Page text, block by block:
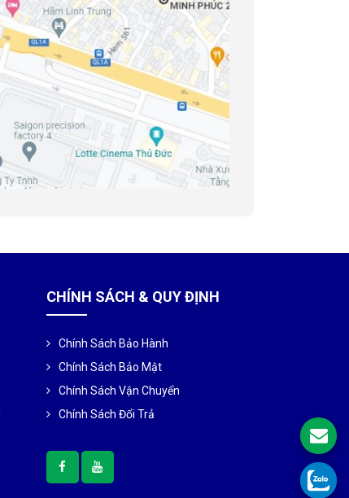
CHÍNH SÁCH & QUY ĐỊNH
Chính Sách Bảo Hành
Chính Sách Bảo Mật
Chính Sách Vận Chuyển
Chính Sách Đổi Trả